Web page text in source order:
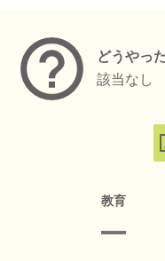
どうやっ
該当なし
教育